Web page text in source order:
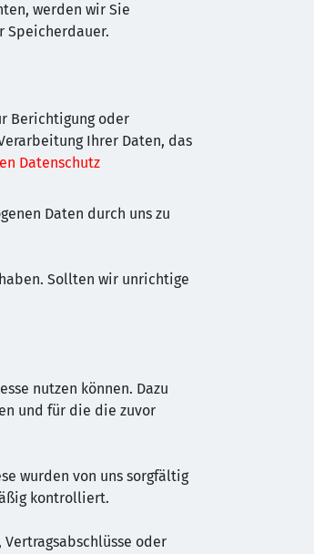
werden wir Sie
Speicherdauer.
Berichtigung oder
Ihrer Daten, das
Datenschutz
Daten durch uns zu
Sollten wir unrichtige
nutzen können. Dazu
und für die die zuvor
wurden von uns sorgfältig
kontrolliert.
oder